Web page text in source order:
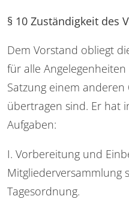
§ 10 Zuständigkeit des
Dem Vorstand obliegt
für alle
Satzung einem anderen
übertragen sind. Er hat
Aufgaben:
I. Vorbereitung und
Mitgliederversammlung
Tagesordnung.